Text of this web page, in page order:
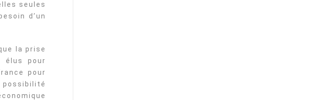
seules
d’un
la prise
élus pour
pour